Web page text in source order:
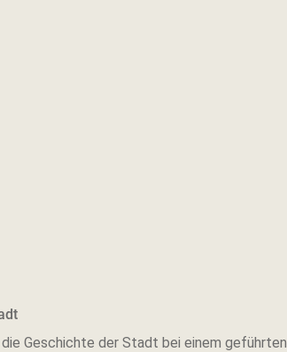
Geschichte der Stadt bei einem geführten